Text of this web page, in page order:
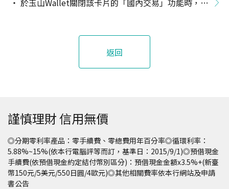
返回
謹慎理財 信用無價
◎分期零利率產品：零手續費、零總費用年百分率◎循環利率：
5.88%~15%(依本行電腦評等而訂，基準日：2015/9/1)◎預借現金
手續費(依預借現金約定結付幣別區分)：預借現金金額x3.5%+(新臺
幣150元/5美元/550日圓/4歐元)◎其他相關費率依本行網站及申請
書公告